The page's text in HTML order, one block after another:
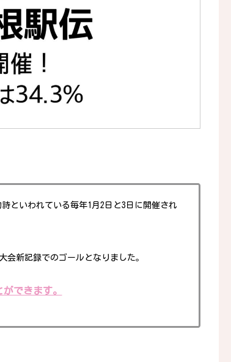
といわれている毎年1月2日と3日に開催され
会新記録でのゴールとなりました。
できます。